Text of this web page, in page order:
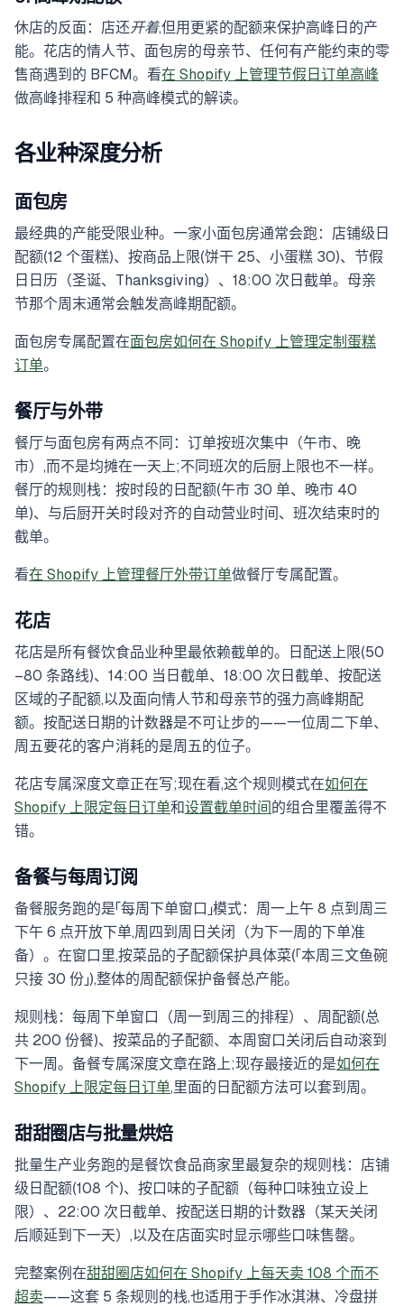
休店的反面：店还开着,但用更紧的配额来保护高峰日的产
能。花店的情人节、面包房的母亲节、任何有产能约束的零
售商遇到的 BFCM。看在 Shopify 上管理节假日订单高峰
做高峰排程和 5 种高峰模式的解读。
各业种深度分析
面包房
最经典的产能受限业种。一家小面包房通常会跑：店铺级日
配额(12 个蛋糕)、按商品上限(饼干 25、小蛋糕 30)、节假
日日历（圣诞、Thanksgiving）、18:00 次日截单。母亲
节那个周末通常会触发高峰期配额。
面包房专属配置在面包房如何在 Shopify 上管理定制蛋糕
订单。
餐厅与外带
餐厅与面包房有两点不同：订单按班次集中（午市、晚
市）,而不是均摊在一天上;不同班次的后厨上限也不一样。
餐厅的规则栈：按时段的日配额(午市 30 单、晚市 40
单)、与后厨开关时段对齐的自动营业时间、班次结束时的
截单。
看在 Shopify 上管理餐厅外带订单做餐厅专属配置。
花店
花店是所有餐饮食品业种里最依赖截单的。日配送上限(50
–80 条路线)、14:00 当日截单、18:00 次日截单、按配送
区域的子配额,以及面向情人节和母亲节的强力高峰期配
额。按配送日期的计数器是不可让步的——一位周二下单、
周五要花的客户消耗的是周五的位子。
花店专属深度文章正在写;现在看,这个规则模式在如何在
Shopify 上限定每日订单和设置截单时间 的组合里覆盖得不
错。
备餐与每周订阅
备餐服务跑的是「每周下单窗口」模式：周一上午 8 点到周三
下午 6 点开放下单,周四到周日关闭（为下一周的下单准
备）。在窗口里,按菜品的子配额保护具体菜(「本周三文鱼碗
只接 30 份」),整体的周配额保护备餐总产能。
规则栈：每周下单窗口（周一到周三的排程）、周配额(总
共 200 份餐)、按菜品的子配额、本周窗口关闭后自动滚到
下一周。备餐专属深度文章在路上;现存最接近的是如何在
Shopify 上限定每日订单,里面的日配额方法可以套到周。
甜甜圈店与批量烘焙
批量生产业务跑的是餐饮食品商家里最复杂的规则栈：店铺
级日配额(108 个)、按口味的子配额（每种口味独立设上
限）、22:00 次日截单、按配送日期的计数器（某天关闭
后顺延到下一天）,以及在店面实时显示哪些口味售罄。
完整案例在甜甜圈店如何在 Shopify 上每天卖 108 个而不
超卖——这套 5 条规则的栈,也适用于手作冰淇淋、冷盘拼